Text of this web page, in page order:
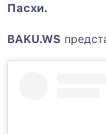
Пасхи.
BAKU.WS